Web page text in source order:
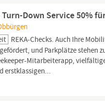
Down Service 50%
REKA-Checks. Auch Ihre
gefördert, und Parkplätze stehen
Mitarbeiterapp,
erstklassigen...